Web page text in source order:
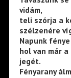
vidám,
teli szórja a
szélzenére
Napunk
hol van már
jegét.
Fényarany